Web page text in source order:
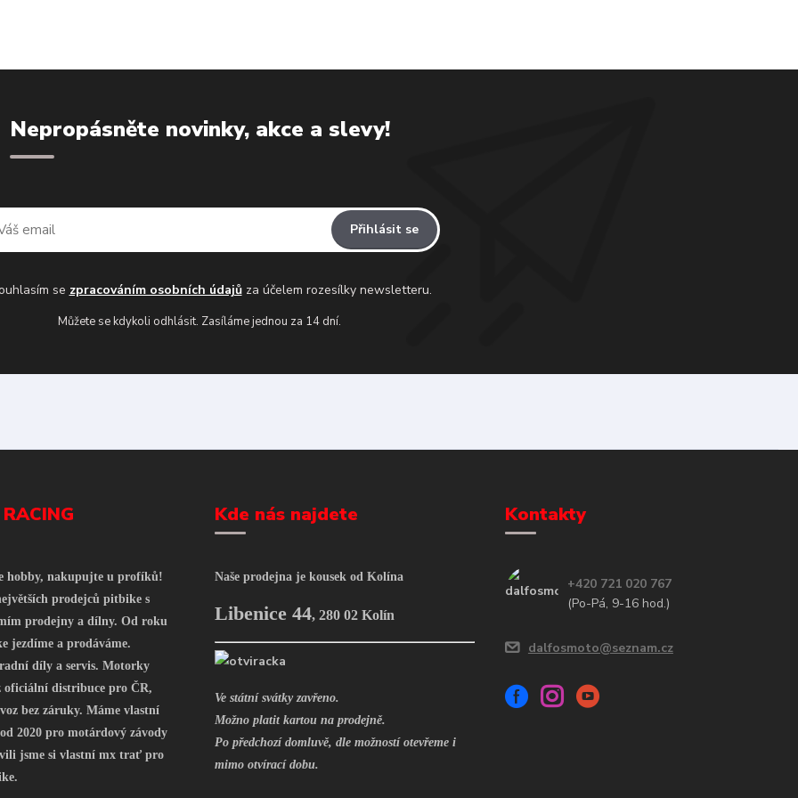
Nepropásněte novinky, akce a slevy!
Přihlásit se
se zpracováním osobních údajůza účelem rozesílky newsletteru.
Můžete se kdykoli odhlásit. Zasíláme jednou za 14 dní.
hobby, nakupujte u profíků!
prodejců pitbike s
prodejny a dílny. Od roku
jezdíme a prodáváme.
díly a servis. Motorky
oficiální distribuce pro ČR,
bez záruky. Máme vlastní
2020 pro motárdový závody
jsme si vlastní mx trať pro
Kde nás najdete
Naše prodejna je kousek od Kolína
Libenice 44, 280 02 Kolín
Ve státní svátky zavřeno.
Možno platit kartou na prodejně.
Po předchozí domluvě, dle možností otevřeme i
mimo otvírací dobu.
Kontakty
+420 721 020 767
(Po-Pá, 9-16 hod.)
dalfosmoto@seznam.cz